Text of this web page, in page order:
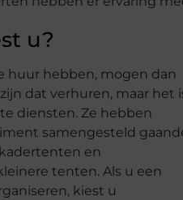
u?
huur hebben, mogen dan
dat verhuren, maar het
diensten. Ze hebben
samengesteld
en
tenten. Als u een
kiest u